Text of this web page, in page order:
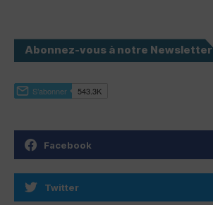
Abonnez-vous à notre Newsletter
Facebook
Twitter